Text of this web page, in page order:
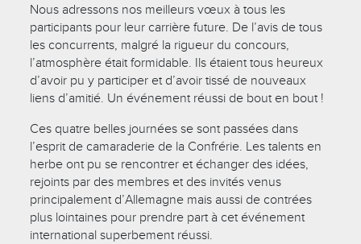
Nous adressons nos meilleurs vœux à tous les
participants pour leur carrière future. De l’avis de tous
les concurrents, malgré la rigueur du concours,
l’atmosphère était formidable. Ils étaient tous heureux
d’avoir pu y participer et d’avoir tissé de nouveaux
liens d’amitié. Un événement réussi de bout en bout !
Ces quatre belles journées se sont passées dans
l’esprit de camaraderie de la Confrérie. Les talents en
herbe ont pu se rencontrer et échanger des idées,
rejoints par des membres et des invités venus
principalement d’Allemagne mais aussi de contrées
plus lointaines pour prendre part à cet événement
international superbement réussi.